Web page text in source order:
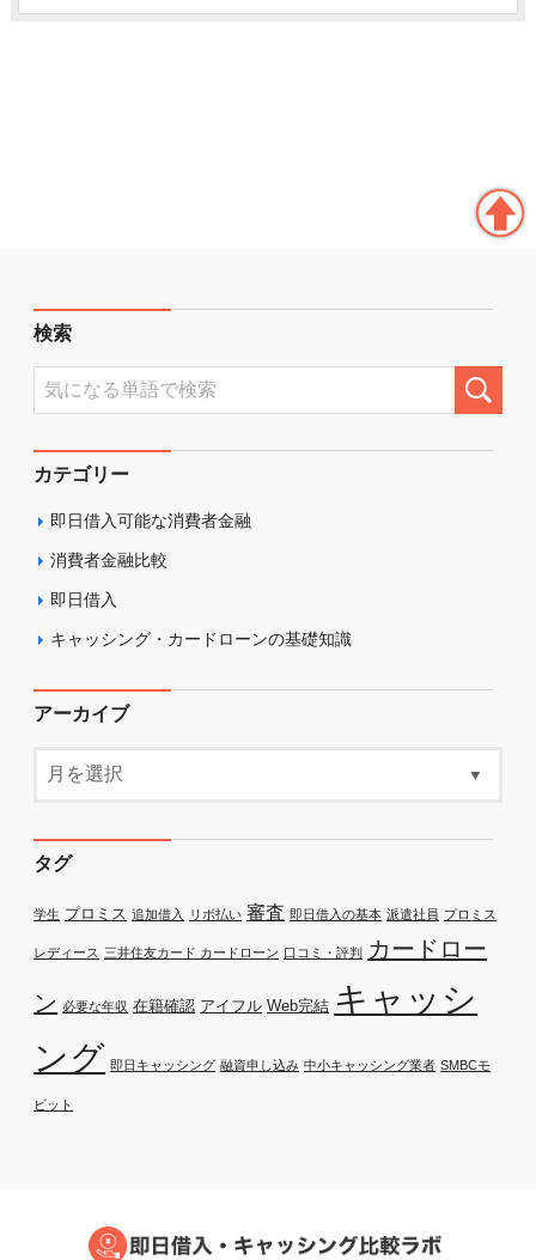
検索
カテゴリー
即日借入可能な消費者金融
消費者金融比較
即日借入
キャッシング・カードローンの基礎知識
アーカイブ
タグ
学生 プロミス 追加借入 リボ払い 審査 即日借入の基本 派遣社員 プロミス
レディース 三井住友カード カードローン 口コミ・評判 カードロー
ン 必要な年収 在籍確認 アイフル Web完結 キャッシ
ング 即日キャッシング 融資申し込み 中小キャッシング業者 SMBCモ
ビット